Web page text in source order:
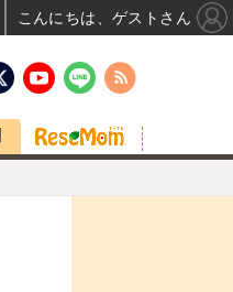
こんにちは、ゲストさん